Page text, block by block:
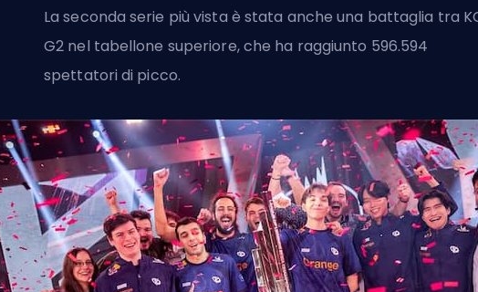
La seconda serie più vista è stata anche una battaglia tra
G2 nel tabellone superiore, che ha raggiunto 596.594
spettatori di picco.